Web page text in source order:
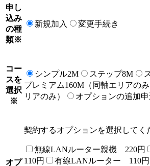
申し
込み
の種
類※
新規加入 変更手続き
コー
スを
選択
※
シンプル2M ステップ8M
プレミアム160M（同軸エリアのみ
リアのみ）
オプションの追加
オプ
契約するオプションを選択してく
無線LANルーター親機 220円
110円
有線LANルーター 110円